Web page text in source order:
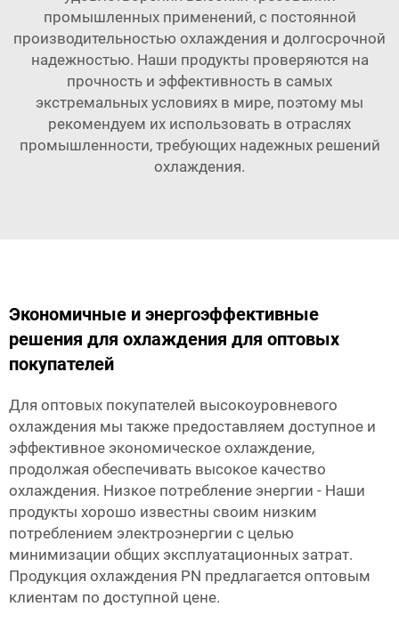
промышленных применений, с постоянной
производительностью охлаждения и долгосрочной
надежностью. Наши продукты проверяются на
прочность и эффективность в самых
экстремальных условиях в мире, поэтому мы
рекомендуем их использовать в отраслях
промышленности, требующих надежных решений
охлаждения.
Экономичные и энергоэффективные
решения для охлаждения для оптовых
покупателей
Для оптовых покупателей высокоуровневого
охлаждения мы также предоставляем доступное и
эффективное экономическое охлаждение,
продолжая обеспечивать высокое качество
охлаждения. Низкое потребление энергии - Наши
продукты хорошо известны своим низким
потреблением электроэнергии с целью
минимизации общих эксплуатационных затрат.
Продукция охлаждения PN предлагается оптовым
клиентам по доступной цене.